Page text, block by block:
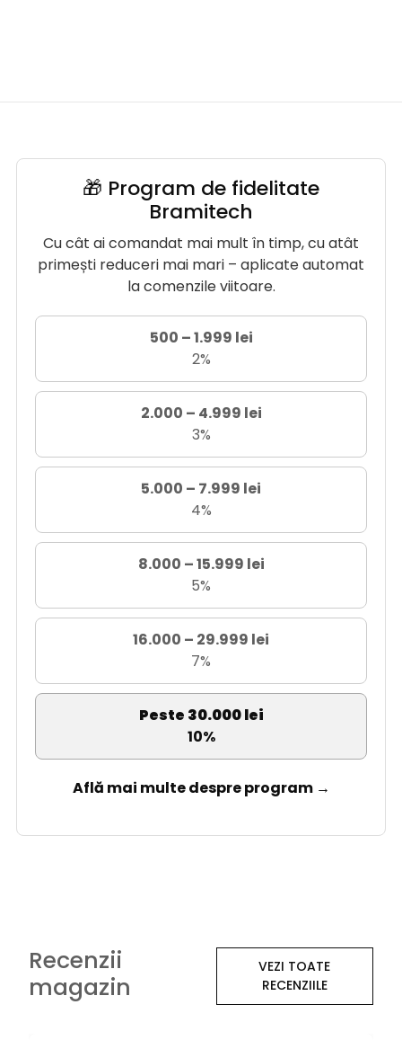
🎁 Program de fidelitate
Bramitech
Cu cât ai comandat mai mult în timp, cu atât
primești reduceri mai mari – aplicate automat
la comenzile viitoare.
500 – 1.999 lei
2%
2.000 – 4.999 lei
3%
5.000 – 7.999 lei
4%
8.000 – 15.999 lei
5%
16.000 – 29.999 lei
7%
Peste 30.000 lei
10%
Află mai multe despre program →
Recenzii
magazin
VEZI TOATE
RECENZIILE